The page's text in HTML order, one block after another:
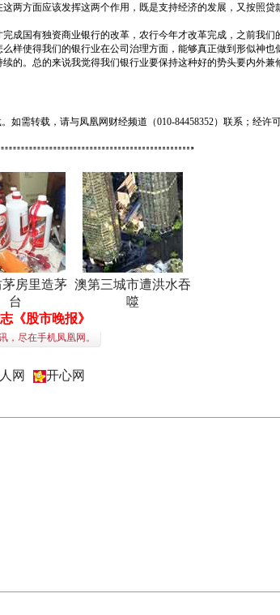
方面应该发挥这两个作用，既是支持经济的发展，又按照
国有独资商业银行的改革，农行今年才改革完成，之前我
使得我们的银行业在公司治理方面，能够真正做到形似神
。总的来说我觉得我们银行业要保持这种好的势头要内外
需转载，请与凤凰网财经频道（010-84458352）联系；经许
房里造茅
台
澳第三城市遭洪水吞
噬
《股市晚报》
，尽在手机凤凰网。
网 开心网